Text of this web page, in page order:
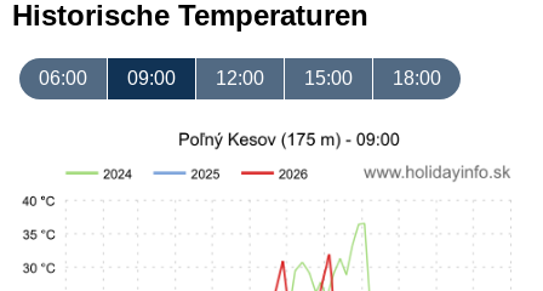
Historische Temperaturen
06:00 09:00 12:00 15:00 18:00